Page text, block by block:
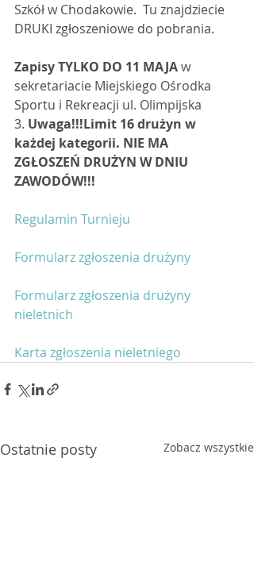
Szkół w Chodakowie.  Tu znajdziecie
DRUKI zgłoszeniowe do pobrania.
Zapisy TYLKO DO 11 MAJA w
sekretariacie Miejskiego Ośrodka
Sportu i Rekreacji ul. Olimpijska
3. Uwaga!!!Limit 16 drużyn w
każdej kategorii. NIE MA
ZGŁOSZEŃ DRUŻYN W DNIU
ZAWODÓW!!!
Regulamin Turnieju
Formularz zgłoszenia drużyny
Formularz zgłoszenia drużyny
nieletnich
Karta zgłoszenia nieletniego
Ostatnie posty Zobacz wszystkie